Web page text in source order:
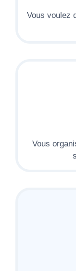
Vous voulez
Vous